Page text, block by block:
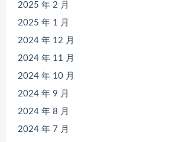
2025 年 2 月
2025 年 1 月
2024 年 12 月
2024 年 11 月
2024 年 10 月
2024 年 9 月
2024 年 8 月
2024 年 7 月